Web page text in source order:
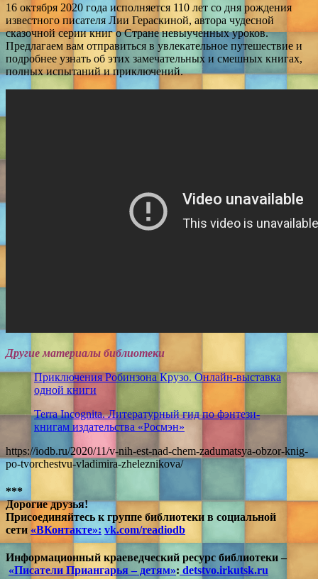
16 октября 2020 года исполняется 110 лет со дня рождения
известного писателя Лии Гераскиной, автора чудесной
сказочной серии книг о Стране невыученных уроков.
Предлагаем вам отправиться в увлекательное путешествие и
подробнее узнать об этих замечательных и смешных книгах,
полных испытаний и приключений.
Другие материалы библиотеки
Приключения Робинзона Крузо. Онлайн-выставка
одной книги
Terra Incognita. Литературный гид по фэнтези-
книгам издательства «Росмэн»
https://iodb.ru/2020/11/v-nih-est-nad-chem-zadumatsya-obzor-knig-
po-tvorchestvu-vladimira-zheleznikova/
***
Дорогие друзья!
Присоединяйтесь к группе библиотеки в социальной
сети «ВКонтакте»: vk.com/readiodb
Информационный краеведческий ресурс библиотеки –
«Писатели Приангарья – детям»: detstvo.irkutsk.ru